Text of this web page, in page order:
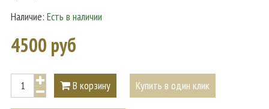
Наличие: Есть в наличии
4500 руб
В корзину Купить в один клик